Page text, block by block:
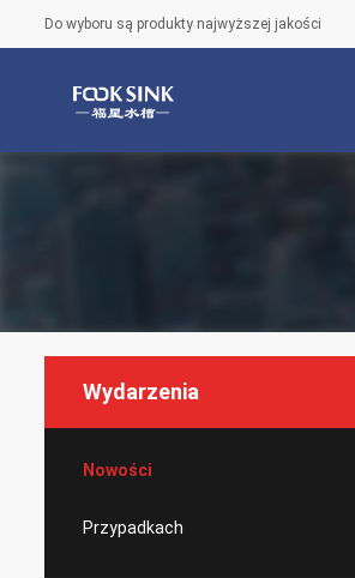
Do wyboru są produkty najwyższej jakości
Wydarzenia
Nowości
Przypadkach